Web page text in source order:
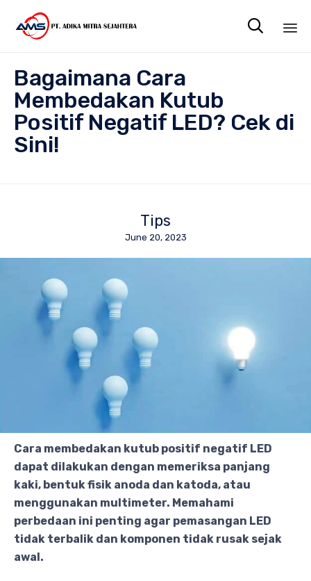

Bagaimana Cara
Membedakan Kutub
Positif Negatif LED? Cek di
Sini!
Tips
June 20, 2023
Cara membedakan kutub positif negatif LED
dapat dilakukan dengan memeriksa panjang
kaki, bentuk fisik anoda dan katoda, atau
menggunakan multimeter. Memahami
perbedaan ini penting agar pemasangan LED
tidak terbalik dan komponen tidak rusak sejak
awal.